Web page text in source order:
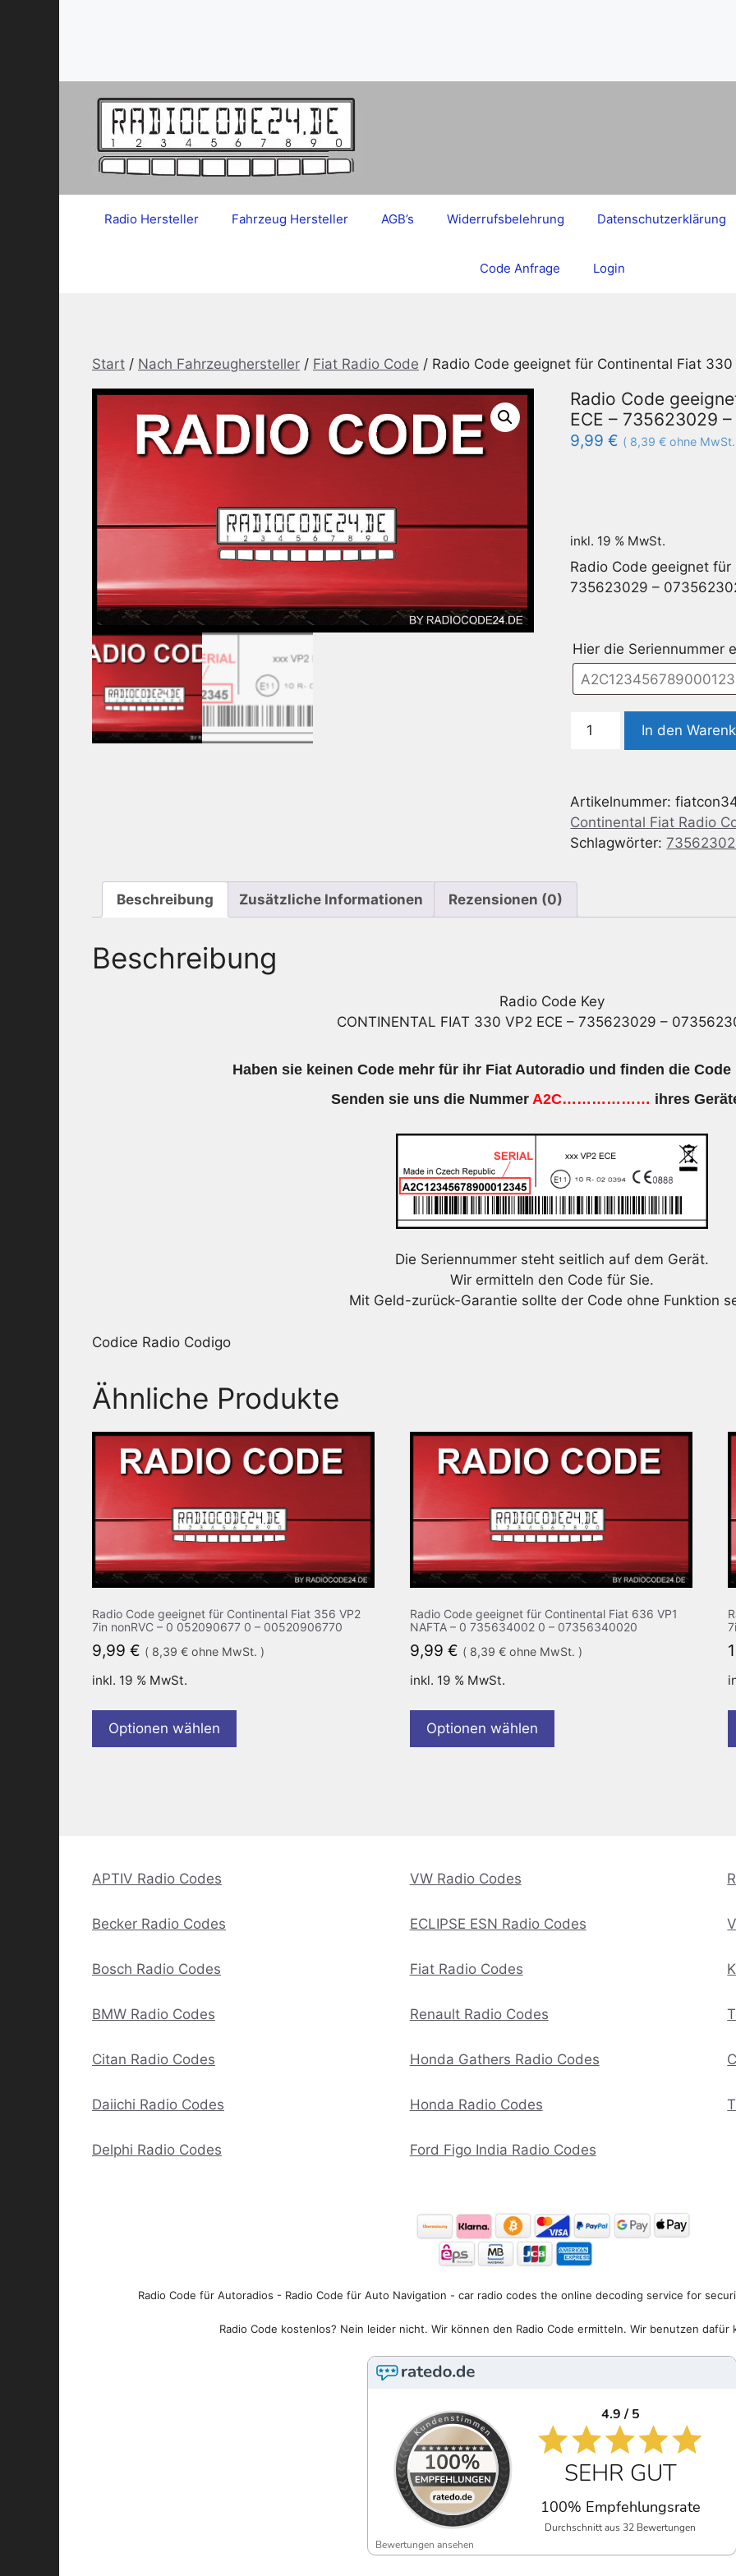
Radio Hersteller Fahrzeug Hersteller AGB’s Widerrufsbelehrung Datenschutzerklärung
Code Anfrage Login
Start / Nach Fahrzeughersteller / Fiat Radio Code / Radio Code geeignet für Continental Fiat
Radio Code
ECE – 735623029
9,99€ ( 8,39€ ohne
inkl. 19 % MwSt.
Radio Code geeignet
735623029 –
Hier die Seriennummer
Radio
Continental
Fiat
330
ECE
In den
Artikelnummer:
Continental Fiat Radio
Schlagwörter:
Beschreibung Zusätzliche Informationen Rezensionen (0)
Beschreibung
Radio Code Key
CONTINENTAL FIAT 330 VP2 ECE – 735623029 –
Haben sie keinen Code mehr für ihr Fiat Autoradio und finden die
Senden sie uns die Nummer A2C……………… ihres
Die Seriennummer steht seitlich auf dem Gerät.
Wir ermitteln den Code für Sie.
Mit Geld-zurück-Garantie sollte der Code ohne Funktion
Codice Radio Codigo
Ähnliche Produkte
Radio Code geeignet für Continental Fiat 356 VP2
7in nonRVC – 0 052090677 0 – 00520906770
9,99 € ( 8,39 € ohne MwSt. )
inkl. 19 % MwSt.
Optionen wählen
Radio Code geeignet für Continental Fiat 636 VP1
NAFTA – 0 735634002 0 – 07356340020
9,99 € ( 8,39 €ohne MwSt. )
inkl. 19 % MwSt.
Optionen wählen
APTIV Radio Codes
Becker Radio Codes
Bosch Radio Codes
BMW Radio Codes
Citan Radio Codes
Daiichi Radio Codes
Delphi Radio Codes
VW Radio Codes
ECLIPSE ESN Radio Codes
Fiat Radio Codes
Renault Radio Codes
Honda Gathers Radio Codes
Honda Radio Codes
Ford Figo India Radio Codes
Radio Code für Autoradios - Radio Code für Auto Navigation - car radio codes the online decoding service for
Radio Code kostenlos? Nein leider nicht. Wir können den Radio Code ermitteln. Wir benutzen dafür
4.9 / 5
SEHR GUT
100% Empfehlungsrate
Durchschnitt aus 32 Bewertungen
Bewertungen ansehen